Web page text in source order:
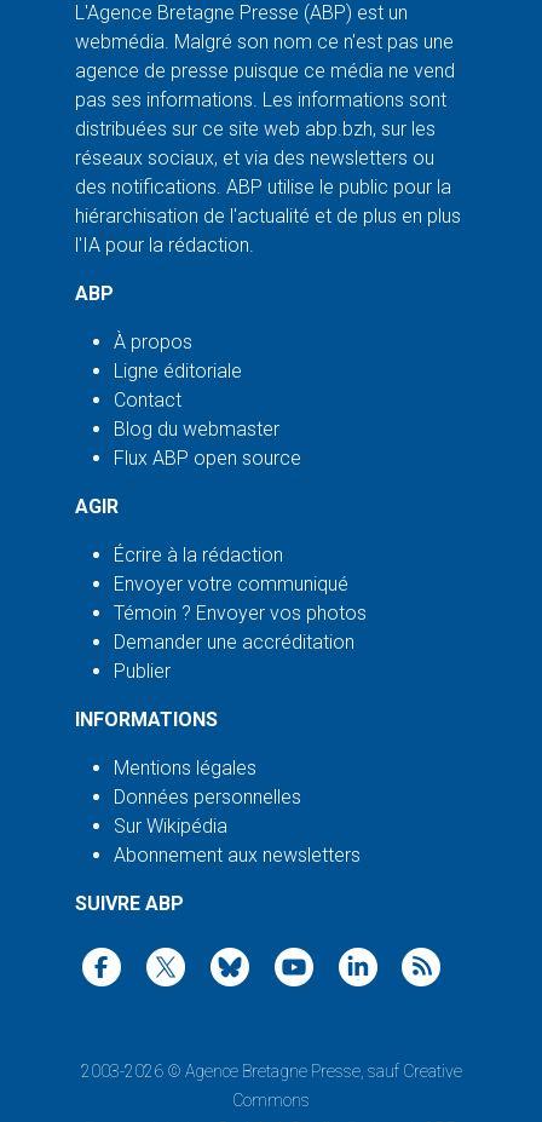
L'Agence Bretagne Presse (ABP) est un
webmédia. Malgré son nom ce n'est pas une
agence de presse puisque ce média ne vend
pas ses informations. Les informations sont
distribuées sur ce site web abp.bzh, sur les
réseaux sociaux, et via des newsletters ou
des notifications. ABP utilise le public pour la
hiérarchisation de l'actualité et de plus en plus
l'IA pour la rédaction.
ABP
À propos
Ligne éditoriale
Contact
Blog du webmaster
Flux ABP open source
AGIR
Écrire à la rédaction
Envoyer votre communiqué
Témoin ? Envoyer vos photos
Demander une accréditation
Publier
INFORMATIONS
Mentions légales
Données personnelles
Sur Wikipédia
Abonnement aux newsletters
SUIVRE ABP
2003-2026 © Agence Bretagne Presse, sauf Creative
Commons